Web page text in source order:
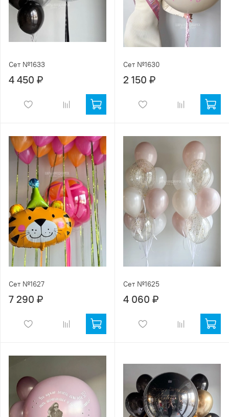
Сет №1633
4 450 ₽
Сет №1630
2 150 ₽
Сет №1627
7 290 ₽
Сет №1625
4 060 ₽